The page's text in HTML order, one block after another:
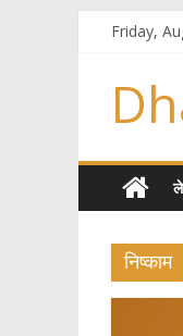
Friday,
निष्काम